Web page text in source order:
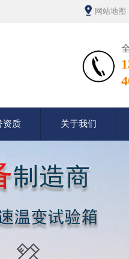
网站地图
资质 关于我们